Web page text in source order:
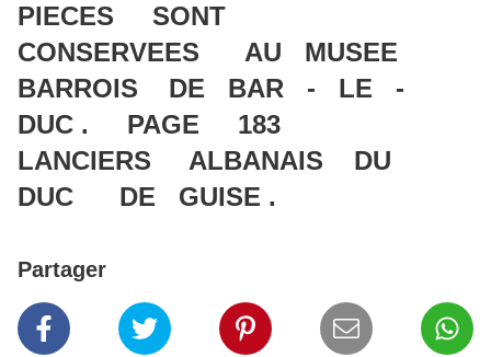
PIECES SONT
CONSERVEES AU MUSEE
BARROIS DE BAR - LE -
DUC . PAGE 183
LANCIERS ALBANAIS DU
DUC DE GUISE .
Partager